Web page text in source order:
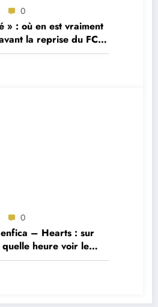
0
» : où en est vraiment
la reprise du FC
0
– Hearts : sur
heure voir le